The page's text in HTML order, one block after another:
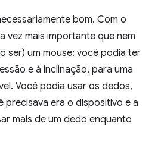
bom. Com o
vez mais importante que nem
ser) um mouse: você podia ter
e à inclinação, para uma
Você podia usar os dedos,
precisava era o dispositivo e a
mais de um dedo enquanto